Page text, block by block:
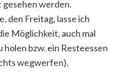
gesehen werden.
den Freitag, lasse ich
Möglichkeit, auch mal
holen bzw. ein Resteessen
wegwerfen).